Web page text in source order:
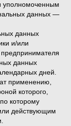
уполномоченным
данных —
данных
и/или
данных
дней.
применению,
которого,
которому
действующим